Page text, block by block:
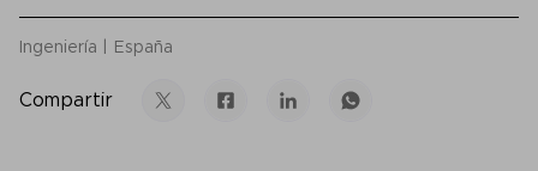
Ingeniería España
Compartir